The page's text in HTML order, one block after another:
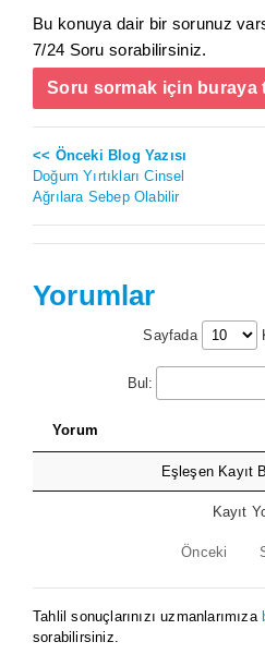
Bu konuya dair bir sorunuz
7/24 Soru sorabilirsiniz.
Soru sormak için buraya
<< Önceki Blog Yazısı
Doğum Yırtıkları Cinsel
Ağrılara Sebep Olabilir
Yorumlar
Sayfada
Bul:
Yorum
Eşleşen Kayıt
Kayıt
Önceki
Tahlil sonuçlarınızı uzmanlarımıza
sorabilirsiniz.